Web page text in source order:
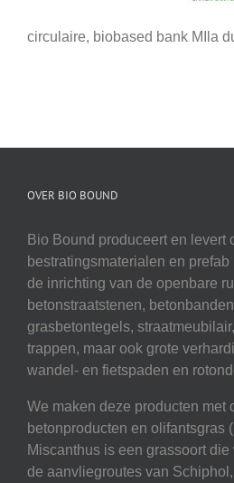
circulaire, biobased bank MIla
OVER BIO BOUND
Bio Bound produceert en levert
bestratingsmaterialen en
de inrichting van de openbare
betonstraatstenen,
grasbetontegels,
trappen, maar ook grote
wandel- en fietspaden en
We maken deze producten met
betonproducten en olifantsgras
Miscanthus is een grassoort
de aanvliegroutes van